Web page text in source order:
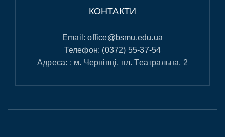
КОНТАКТИ
Email:office@bsmu.edu.ua
Телефон: (0372) 55-37-54
Адреса: : м. Чернівці, пл. Театральна, 2